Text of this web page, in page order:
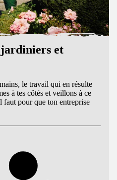
et
le travail qui en résulte
à tes côtés et veillons à ce
faut pour que ton entreprise